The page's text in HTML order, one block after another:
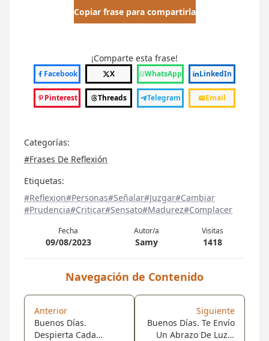
Copiar frase para compartirla
¡Comparte esta frase!
Facebook X WhatsApp LinkedIn
Pinterest Threads Telegram Email
Categorías:
#Frases De Reflexión
Etiquetas:
#Reflexion#Personas#Señalar#Juzgar#Cambiar
#Prudencia#Criticar#Sensato#Madurez#Complacer
Fecha
09/08/2023
Autor/a
Samy
Visitas
1418
Navegación de Contenido
Anterior
Buenos Días.
Despierta Cada
Siguiente
Buenos Días. Te Envío
Un Abrazo De Luz Y